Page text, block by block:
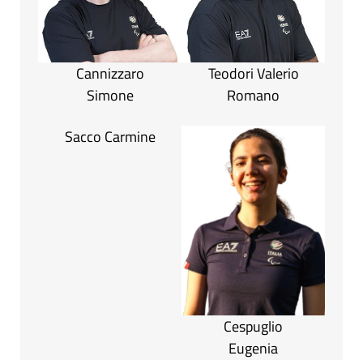
Cannizzaro
Simone
Teodori Valerio
Romano
Sacco Carmine
Cespuglio
Eugenia